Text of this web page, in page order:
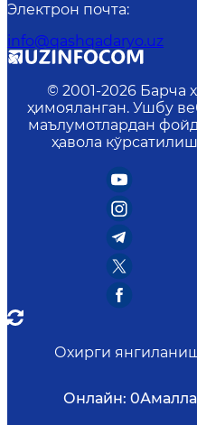
Электрон почта:
info@qashqadaryo.uz
© 2001-2026 Барча
ҳимояланган. Ушбу
маълумотлардан
ҳавола
Охирги
Онлайн: 0